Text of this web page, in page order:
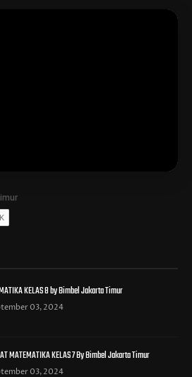
KELAS 8 by Bimbel Jakarta Timur
03, 2024
MATEMATIKA KELAS 7 By Bimbel Jakarta Timur
03, 2024